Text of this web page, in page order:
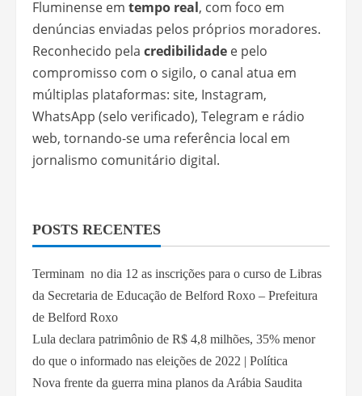
Fluminense em tempo real, com foco em
denúncias enviadas pelos próprios moradores.
Reconhecido pela credibilidade e pelo
compromisso com o sigilo, o canal atua em
múltiplas plataformas: site, Instagram,
WhatsApp (selo verificado), Telegram e rádio
web, tornando-se uma referência local em
jornalismo comunitário digital.
POSTS RECENTES
Terminam no dia 12 as inscrições para o curso de Libras
da Secretaria de Educação de Belford Roxo – Prefeitura
de Belford Roxo
Lula declara patrimônio de R$ 4,8 milhões, 35% menor
do que o informado nas eleições de 2022 | Política
Nova frente da guerra mina planos da Arábia Saudita